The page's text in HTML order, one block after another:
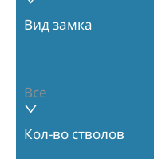
Вид замка
Все
Кол-во стволов